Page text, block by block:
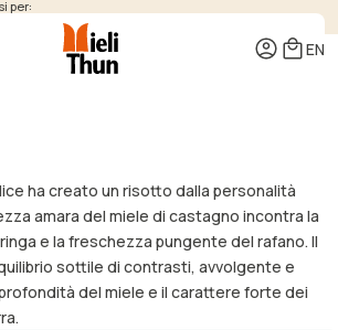
per:
ha creato un risotto dalla personalità
amara del miele di castagno incontra la
e la freschezza pungente del rafano. Il
sottile di contrasti, avvolgente e
del miele e il carattere forte dei
EN